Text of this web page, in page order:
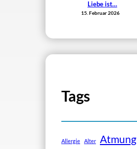
Liebe ist…
15. Februar 2026
Tags
Allergie Alter Atmung